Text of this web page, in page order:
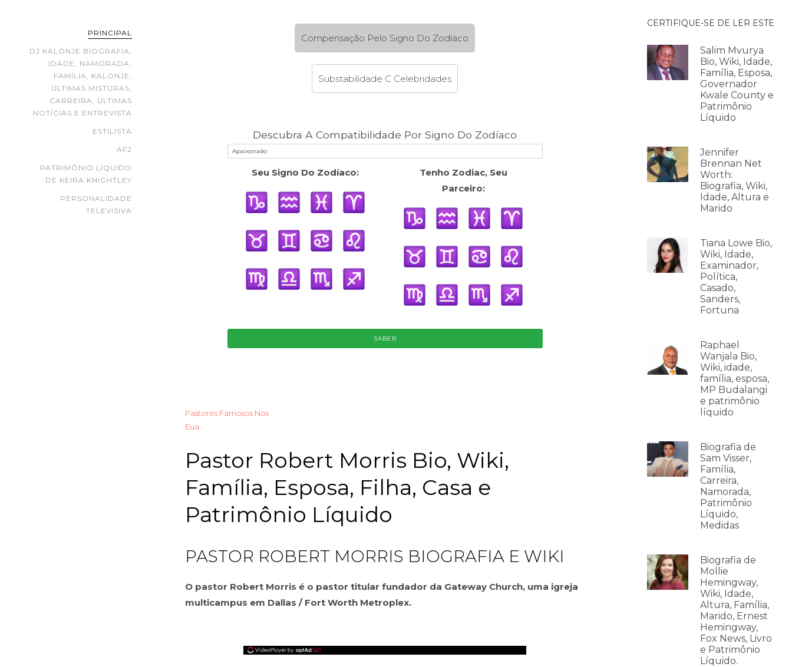
PRINCIPAL
DJ KALONJE BIOGRAFIA,
IDADE, NAMORADA,
FAMÍLIA, KALONJE,
ÚLTIMAS MISTURAS,
CARREIRA, ÚLTIMAS
NOTÍCIAS E ENTREVISTA
ESTILISTA
AF2
PATRIMÔNIO LÍQUIDO
DE KEIRA KNIGHTLEY
PERSONALIDADE
TELEVISIVA
Compensação Pelo Signo Do Zodíaco
Substabilidade C Celebridades
Descubra A Compatibilidade Por Signo Do Zodíaco
Seu Signo Do Zodíaco:
Tenho Zodiac, Seu
Parceiro:
SABER
Pastores Famosos Nos
Eua
Pastor Robert Morris Bio, Wiki,
Família, Esposa, Filha, Casa e
Patrimônio Líquido
PASTOR ROBERT MORRIS BIOGRAFIA E WIKI
O pastor Robert Morris é o pastor titular fundador da Gateway Church, uma igreja
multicampus em Dallas / Fort Worth Metroplex.
CERTIFIQUE-SE DE LER ESTE
Salim Mvurya
Bio, Wiki, Idade,
Família, Esposa,
Governador
Kwale County e
Patrimônio
Líquido
Jennifer
Brennan Net
Worth:
Biografia, Wiki,
Idade, Altura e
Marido
Tiana Lowe Bio,
Wiki, Idade,
Examinador,
Política,
Casado,
Sanders,
Fortuna
Raphael
Wanjala Bio,
Wiki, idade,
família, esposa,
MP Budalangi
e patrimônio
líquido
Biografia de
Sam Visser,
Família,
Carreira,
Namorada,
Patrimônio
Líquido,
Medidas
Biografia de
Mollie
Hemingway,
Wiki, Idade,
Altura, Família,
Marido, Ernest
Hemingway,
Fox News, Livro
e Patrimônio
Líquido.